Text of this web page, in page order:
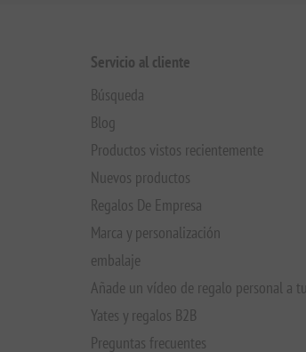
Servicio al cliente
Búsqueda
Blog
Productos vistos recientemente
Nuevos productos
Regalos De Empresa
Marca y personalización
embalaje
Añade un vídeo de regalo personal a
Yates y regalos B2B
Preguntas frecuentes